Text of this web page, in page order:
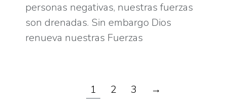
personas negativas, nuestras fuerzas
son drenadas. Sin embargo Dios
renueva nuestras Fuerzas
1 2 3 →